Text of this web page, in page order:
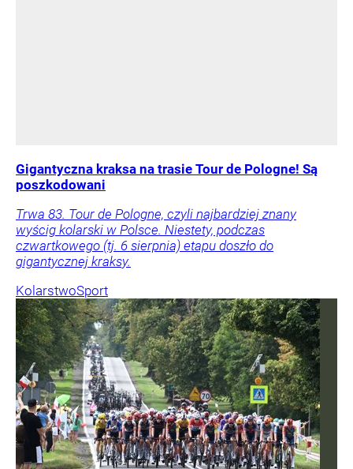
Gigantyczna kraksa na trasie Tour de Pologne! Są
poszkodowani
Trwa 83. Tour de Pologne, czyli najbardziej znany
wyścig kolarski w Polsce. Niestety, podczas
czwartkowego (tj. 6 sierpnia) etapu doszło do
gigantycznej kraksy.
KolarstwoSport